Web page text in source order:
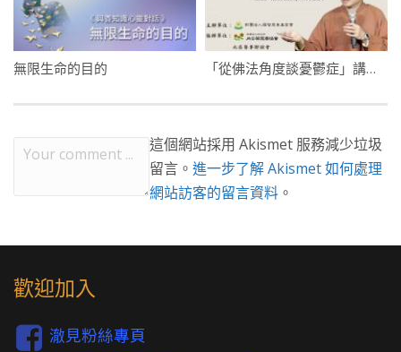
無限生命的目的 「從佛法角度談憂鬱症」講座・上集 ・福智僧團・如得法師
這個網站採用 Akismet 服務減少垃圾
留言。 進一步了解 Akismet 如何處理
網站訪客的留言資料 。
歡迎加入
澈見粉絲專頁